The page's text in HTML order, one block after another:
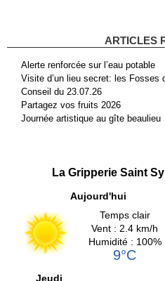
ARTICLES
Alerte renforcée sur l’eau potable
Visite d’un lieu secret: les Fosses
Conseil du 23.07.26
Partagez vos fruits 2026
Journée artistique au gîte beaulieu
La Gripperie Saint
Aujourd'hui
Temps clair
Vent : 2.4 km/h
Humidité : 100%
9°C
Jeudi